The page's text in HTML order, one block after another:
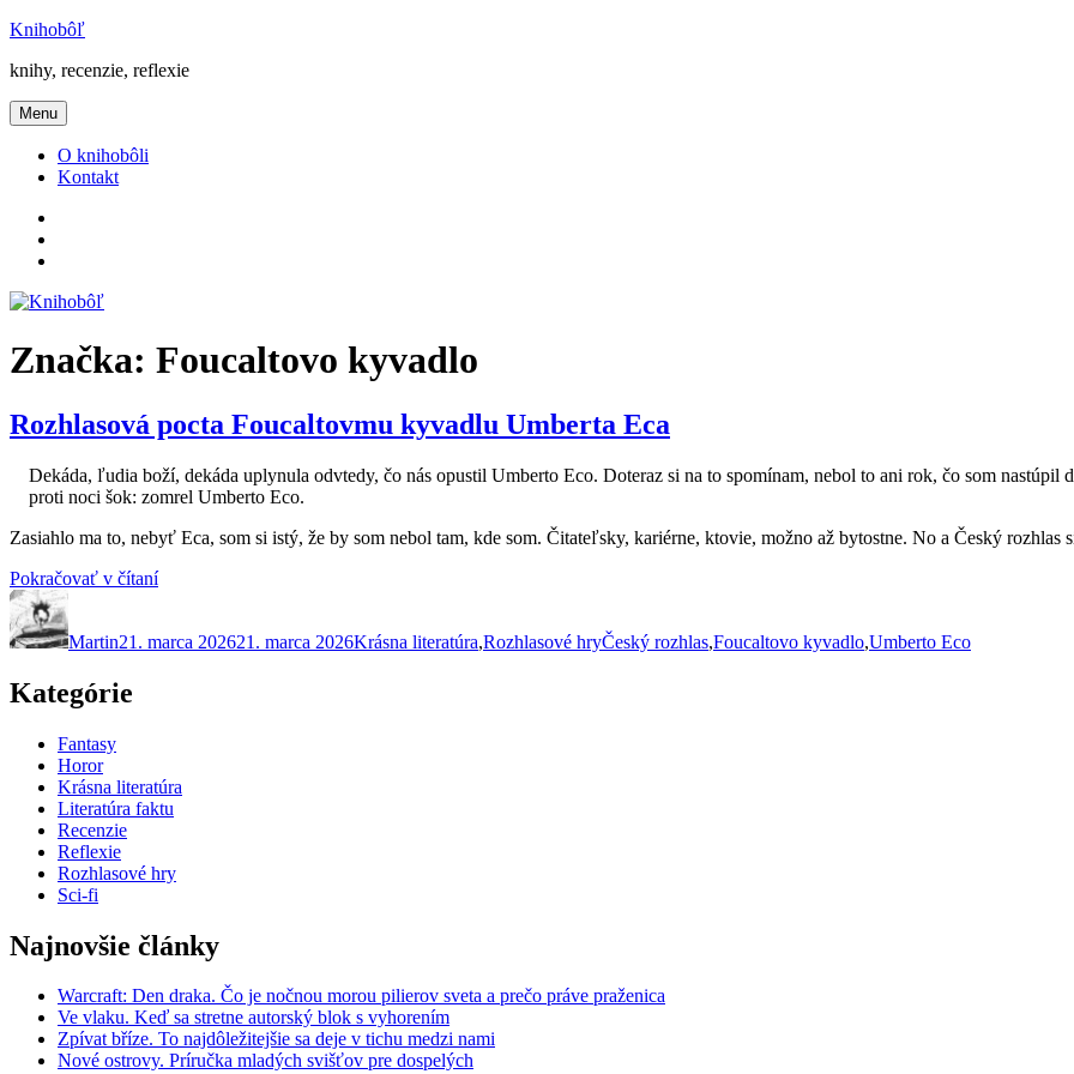
Prejsť
obsah
Knihobôľ
knihy, recenzie, reflexie
Menu
O knihobôli
Kontakt
Značka: Foucaltovo kyvadlo
Rozhlasová pocta Foucaltovmu kyvadlu Umberta Eca
Dekáda, ľudia boží, dekáda uplynula odvtedy, čo nás opustil Umberto Eco. Doteraz si na to spomínam, nebol to ani rok, čo som nastúpil
proti noci šok: zomrel Umberto Eco.
Zasiahlo ma to, nebyť Eca, som si istý, že by som nebol tam, kde som. Čitateľsky, kariérne, ktovie, možno až bytostne. No a Český rozhlas
Pokračovať v čítaní„Rozhlasová
kyvadlu
Autor
Martin21. marca 202621. marca 2026Krásna literatúra,Rozhlasové hryČeský rozhlas,Foucaltovo kyvadlo,Umberto Eco
Kategórie
Fantasy
Horor
Krásna literatúra
Literatúra faktu
Recenzie
Reflexie
Rozhlasové hry
Sci-fi
Najnovšie články
Warcraft: Den draka. Čo je nočnou morou pilierov sveta a prečo práve praženica
Ve vlaku. Keď sa stretne autorský blok s vyhorením
Zpívat bříze. To najdôležitejšie sa deje v tichu medzi nami
Nové ostrovy. Príručka mladých svišťov pre dospelých